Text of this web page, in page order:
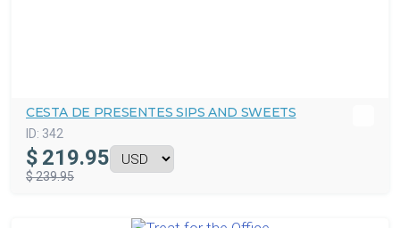
CESTA DE PRESENTES SIPS AND SWEETS
ID: 342
$ 219.95
$ 239.95